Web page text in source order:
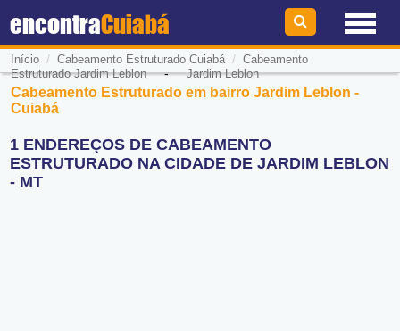
encontraCuiabá
Início / Cabeamento Estruturado Cuiabá/ Cabeamento
Estruturado Jardim Leblon-Jardim Leblon
Cabeamento Estruturado em bairro Jardim Leblon -
Cuiabá
1 ENDEREÇOS DE CABEAMENTO
ESTRUTURADO NA CIDADE DE JARDIM LEBLON
- MT